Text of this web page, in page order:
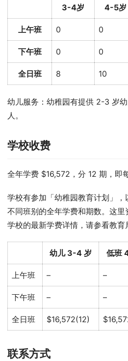
3-4岁 4-5岁
上午班 0 0
下午班 0 0
全日班 8 10
幼儿服务：幼稚园有提供 2-3 岁
人。
学校收费
全年学费 $16,572，分 12 期，即
学校有参加「幼稚园教育计划」
不同班别的全年学费和期数。这
学校的最新学费详情，请参看教育
幼儿 3-4 岁 低班
上午班 – –
下午班 – –
全日班 $16,572(12)
联系方式